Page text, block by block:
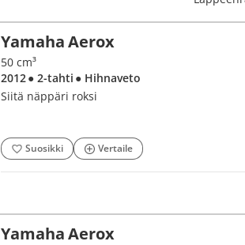
Yamaha Aerox
50 cm³
2012● 2-tahti ● Hihnaveto
Siitä näppäri roksi
Suosikki Vertaile
Yamaha Aerox